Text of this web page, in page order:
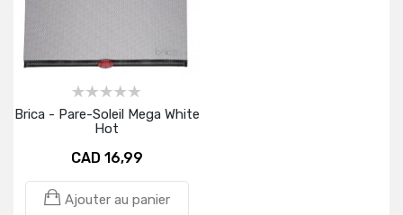
Brica - Pare-Soleil Mega White
Hot
CAD 16,99
Ajouter au panier